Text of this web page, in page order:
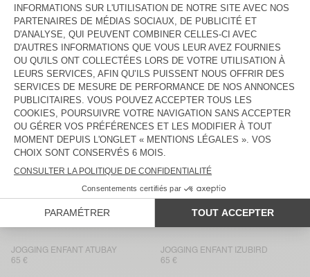
JOGGING ENFANT IZUBIRD
65 €
JOGGING ENFANT BAPTOWN
NOUVEAUTÉ
70 €
JOGGING ENFANT EVONA
NOUVEAUTÉ
70 €
JOGGING ENFANT FUXOW
65 €
JOGGING ENFANT IZUBIRD
65 €
JOGGING ENFANT BOBYPARK
65 €
65 €
JOGGING ENFANT IZUBIRD
65 €
JOGGING ENFANT IZUBIRD
JOGGING ENFANT IZUBIRD
JOGGING ENFANT ATUBAY
65 €
JOGGING ENFANT IZUBIRD
65 €